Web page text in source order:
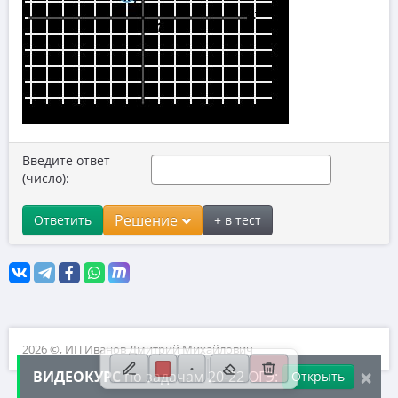
9. Уравнения
10. Теория вероятностей
11. Функции и графики
12. Расчеты по формулам
14. Прогрессии
16. Окружности
17. Четырехугольники и многоугольники
19. Анализ геометрических утверждений
20. Уравнения, выражения, неравенства
21. Сложные текстовые задачи
Введите ответ
(число):
Ответить Решение + в тест
2026 ©, ИП Иванов Дмитрий Михайлович
×
ВИДЕОКУРСпо задачам 20-22 ОГЭ: Открыть